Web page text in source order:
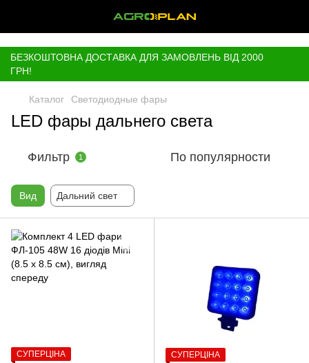
БЕЗКОШТОВНА ДОСТАВКА ДЛЯ ЗАМОВЛЕНЬ ВІД 2000
ГРН!
Каталог Светодиодные фары
LED фары дальнего света
Фильтр 1 По популярности
Вид Дальний свет
СУПЕРЦІНА
СУПЕРЦІНА